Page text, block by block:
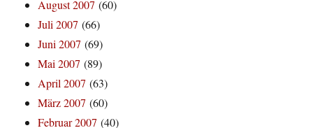
August 2007 (60)
Juli 2007 (66)
Juni 2007 (69)
Mai 2007 (89)
April 2007 (63)
März 2007 (60)
Februar 2007 (40)